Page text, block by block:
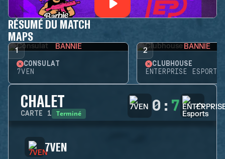
RÉSUMÉ DU MATCH
MAPS
1 BANNIE
CONSULAT
7VEN
2 BANNIE
CLUBHOUSE
ENTERPRISE ESPORTS
CHALET
CARTE 1 Terminé 0 : 7
7VEN